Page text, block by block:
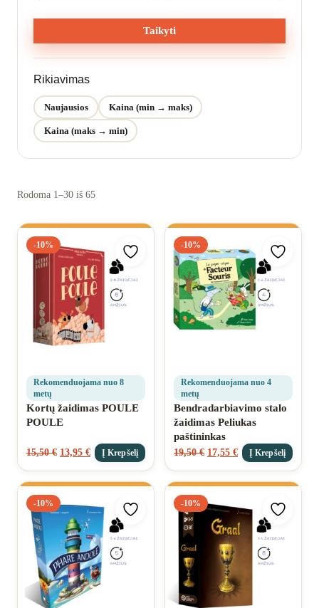
Taikyti
Rikiavimas
Naujausios Kaina (min → maks)
Kaina (maks → min)
Rodoma 1–30 iš 65
-10%
Pridėti prie mėgstamiausių
Rekomenduojama nuo 8
metų
Kortų žaidimas POULE
POULE
15,50€ 13,95 € Į Krepšelį
-10%
Pridėti
Rekomenduojama nuo 4
metų
Bendradarbiavimo stalo
žaidimas Peliukas
paštininkas
19,50€ 17,55 € Į Krepšelį
-10%
Pridėti prie mėgstamiausių
-10%
Pridėti